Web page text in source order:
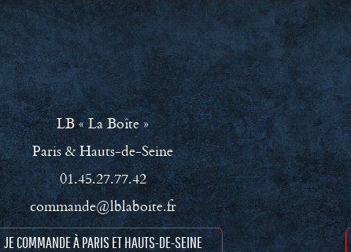
Notre engagement RSE Conditions Générales de Vente (CGV)
LB « La Boîte »
Paris & Hauts-de-Seine
01.45.27.77.42
commande@lblaboite.fr
JE COMMANDE À PARIS ET HAUTS-DE-SEINE